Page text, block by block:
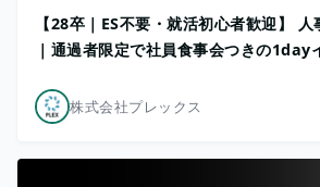
【28卒｜ES不要・就活初心者歓迎】
｜通過者限定で社員食事会つきの1day
株式会社プレックス